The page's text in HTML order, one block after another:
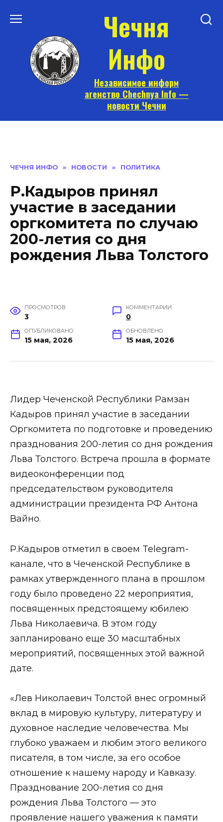
Чечня
Инфо
Независимое информ
агенство Chechnya Info —
новости Чечни
ЧЕЧНЯ ИНФО » НОВОСТИ » ПОЛИТИКА
Р.Кадыров принял
участие в заседании
оргкомитета по случаю
200-летия со дня
рождения Льва Толстого
ПРОСМОТРОВ
3
КОММЕНТАРИИ
0
ОПУБЛИКОВАНО
15 мая, 2026
ОБНОВЛЕНО
15 мая, 2026
Лидер Чеченской Республики Рамзан
Кадыров принял участие в заседании
Оргкомитета по подготовке и проведению
празднования 200-летия со дня рождения
Льва Толстого. Встреча прошла в формате
видеоконференции под
председательством руководителя
администрации президента РФ Антона
Вайно.
Р.Кадыров отметил в своем Telegram-
канале, что в Чеченской Республике в
рамках утвержденного плана в прошлом
году было проведено 22 мероприятия,
посвященных предстоящему юбилею
Льва Николаевича. В этом году
запланировано еще 30 масштабных
мероприятий, посвященных этой важной
дате.
«Лев Николаевич Толстой внес огромный
вклад в мировую культуру, литературу и
духовное наследие человечества. Мы
глубоко уважаем и любим этого великого
писателя, в том числе, за его особое
отношение к нашему народу и Кавказу.
Празднование 200-летия со дня
рождения Льва Толстого — это
проявление нашего уважения к памяти